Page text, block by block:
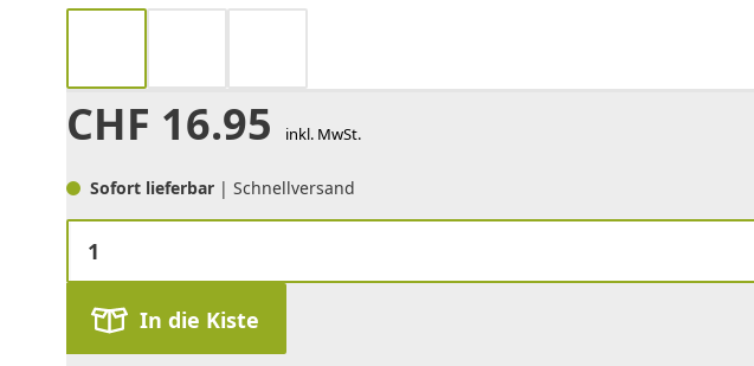
CHF 16.95 inkl. MwSt.
Sofort lieferbar | Schnellversand
In die Kiste